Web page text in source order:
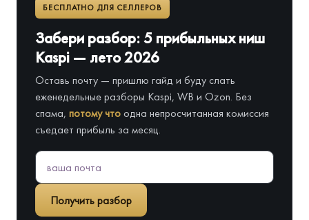
БЕСПЛАТНО ДЛЯ СЕЛЛЕРОВ
Забери разбор: 5 прибыльных ниш
Kaspi — лето 2026
Оставь почту — пришлю гайд и буду слать
еженедельные разборы Kaspi, WB и Ozon. Без
спама, потому чтоодна непросчитанная комиссия
съедает прибыль за месяц.
Получить разбор